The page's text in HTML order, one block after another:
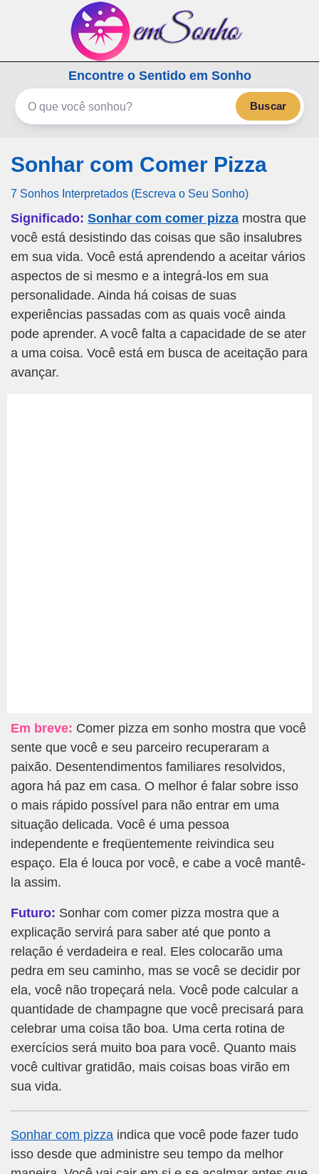
emSonho.com
Os sonhos significam mais
Encontre o Sentido em Sonho
Buscar
Sonhar com Comer Pizza
7 Sonhos Interpretados (Escreva o Seu Sonho)
Significado: Sonhar com comer pizza mostra que
você está desistindo das coisas que são insalubres
em sua vida. Você está aprendendo a aceitar vários
aspectos de si mesmo e a integrá-los em sua
personalidade. Ainda há coisas de suas
experiências passadas com as quais você ainda
pode aprender. A você falta a capacidade de se ater
a uma coisa. Você está em busca de aceitação para
avançar.
Em breve: Comer pizza em sonho mostra que você
sente que você e seu parceiro recuperaram a
paixão. Desentendimentos familiares resolvidos,
agora há paz em casa. O melhor é falar sobre isso
o mais rápido possível para não entrar em uma
situação delicada. Você é uma pessoa
independente e freqüentemente reivindica seu
espaço. Ela é louca por você, e cabe a você mantê-
la assim.
Futuro: Sonhar com comer pizza mostra que a
explicação servirá para saber até que ponto a
relação é verdadeira e real. Eles colocarão uma
pedra em seu caminho, mas se você se decidir por
ela, você não tropeçará nela. Você pode calcular a
quantidade de champagne que você precisará para
celebrar uma coisa tão boa. Uma certa rotina de
exercícios será muito boa para você. Quanto mais
você cultivar gratidão, mais coisas boas virão em
sua vida.
Sonhar com pizza indica que você pode fazer tudo
isso desde que administre seu tempo da melhor